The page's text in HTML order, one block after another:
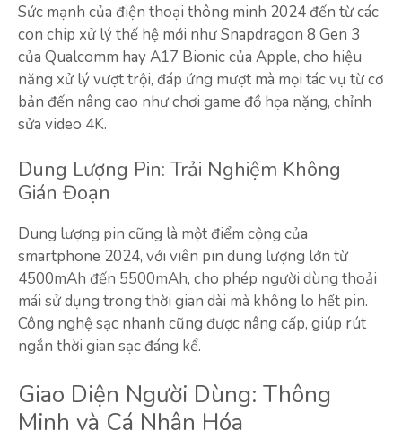
Sức mạnh của điện thoại thông minh 2024 đến từ các
con chip xử lý thế hệ mới như Snapdragon 8 Gen 3
của Qualcomm hay A17 Bionic của Apple, cho hiệu
năng xử lý vượt trội, đáp ứng mượt mà mọi tác vụ từ cơ
bản đến nâng cao như chơi game đồ họa nặng, chỉnh
sửa video 4K.
Dung Lượng Pin: Trải Nghiệm Không
Gián Đoạn
Dung lượng pin cũng là một điểm cộng của
smartphone 2024, với viên pin dung lượng lớn từ
4500mAh đến 5500mAh, cho phép người dùng thoải
mái sử dụng trong thời gian dài mà không lo hết pin.
Công nghệ sạc nhanh cũng được nâng cấp, giúp rút
ngắn thời gian sạc đáng kể.
Giao Diện Người Dùng: Thông
Minh và Cá Nhân Hóa